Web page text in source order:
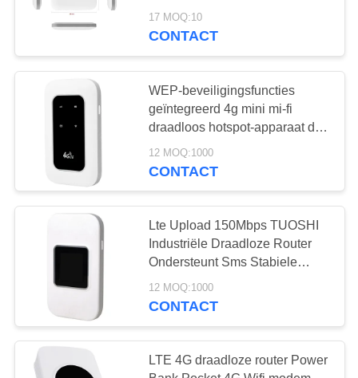
Openluchtwifi-
Antenne
de antenne van de
loraglasvezel
beveiligingsfuncties met een
gewicht van 32 oz die snelle
17 MOQ:10
CONTACT
WEP-beveiligingsfuncties
geïntegreerd 4g mini mi-fi
draadloos hotspot-apparaat dat
een veilige draadloze
internetverbinding biedt
12 MOQ:1000
CONTACT
Lte Upload 150Mbps TUOSHI
Industriële Draadloze Router
Ondersteunt Sms Stabiele
Gegevensoverdracht voor
Bedrijfssystemen
12 MOQ:1000
CONTACT
LTE 4G draadloze router Power